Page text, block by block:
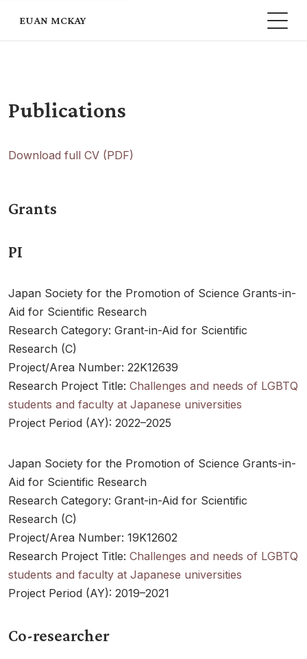
EUAN MCKAY
Publications
Download full CV (PDF)
Grants
PI
Japan Society for the Promotion of Science Grants-in-
Aid for Scientific Research
Research Category: Grant-in-Aid for Scientific
Research (C)
Project/Area Number: 22K12639
Research Project Title: Challenges and needs of LGBTQ
students and faculty at Japanese universities
Project Period (AY): 2022–2025
Japan Society for the Promotion of Science Grants-in-
Aid for Scientific Research
Research Category: Grant-in-Aid for Scientific
Research (C)
Project/Area Number: 19K12602
Research Project Title: Challenges and needs of LGBTQ
students and faculty at Japanese universities
Project Period (AY): 2019–2021
Co-researcher